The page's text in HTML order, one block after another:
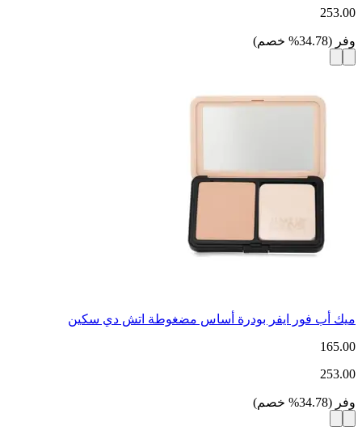
253.00
وفر (
34.78
% خصم)
ميك أب فور ايفر بودرة أساس مضغوطة اتش دي سكين
165.00
253.00
وفر (
34.78
% خصم)